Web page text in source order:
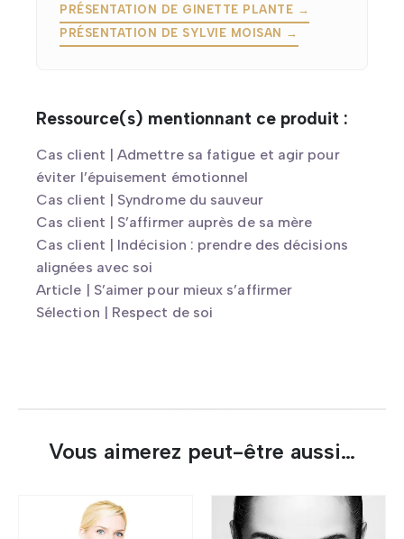
PRÉSENTATION DE GINETTE PLANTE →
PRÉSENTATION DE SYLVIE MOISAN →
Ressource(s) mentionnant ce produit :
Cas client | Admettre sa fatigue et agir pour
éviter l’épuisement émotionnel
Cas client | Syndrome du sauveur
Cas client | S’affirmer auprès de sa mère
Cas client | Indécision : prendre des décisions
alignées avec soi
Article | S’aimer pour mieux s’affirmer
Sélection | Respect de soi
Vous aimerez peut-être aussi…